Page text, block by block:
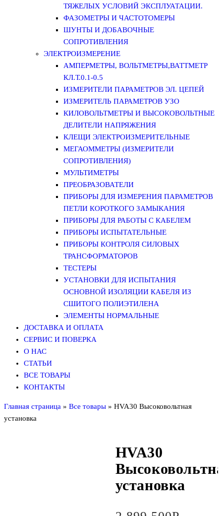
ТЯЖЕЛЫХ УСЛОВИЙ ЭКСПЛУАТАЦИИ.
ФАЗОМЕТРЫ И ЧАСТОТОМЕРЫ
ШУНТЫ И ДОБАВОЧНЫЕ
СОПРОТИВЛЕНИЯ
ЭЛЕКТРОИЗМЕРЕНИЕ
АМПЕРМЕТРЫ, ВОЛЬТМЕТРЫ,ВАТТМЕТР
КЛ.Т.0.1-0.5
ИЗМЕРИТЕЛИ ПАРАМЕТРОВ ЭЛ. ЦЕПЕЙ
ИЗМЕРИТЕЛЬ ПАРАМЕТРОВ УЗО
КИЛОВОЛЬТМЕТРЫ И ВЫСОКОВОЛЬТНЫЕ
ДЕЛИТЕЛИ НАПРЯЖЕНИЯ
КЛЕЩИ ЭЛЕКТРОИЗМЕРИТЕЛЬНЫЕ
МЕГАОММЕТРЫ (ИЗМЕРИТЕЛИ
СОПРОТИВЛЕНИЯ)
МУЛЬТИМЕТРЫ
ПРЕОБРАЗОВАТЕЛИ
ПРИБОРЫ ДЛЯ ИЗМЕРЕНИЯ ПАРАМЕТРОВ
ПЕТЛИ КОРОТКОГО ЗАМЫКАНИЯ
ПРИБОРЫ ДЛЯ РАБОТЫ С КАБЕЛЕМ
ПРИБОРЫ ИСПЫТАТЕЛЬНЫЕ
ПРИБОРЫ КОНТРОЛЯ СИЛОВЫХ
ТРАНСФОРМАТОРОВ
ТЕСТЕРЫ
УСТАНОВКИ ДЛЯ ИСПЫТАНИЯ
ОСНОВНОЙ ИЗОЛЯЦИИ КАБЕЛЯ ИЗ
СШИТОГО ПОЛИЭТИЛЕНА
ЭЛЕМЕНТЫ НОРМАЛЬНЫЕ
ДОСТАВКА И ОПЛАТА
СЕРВИС И ПОВЕРКА
О НАС
СТАТЬИ
ВСЕ ТОВАРЫ
КОНТАКТЫ
Главная страница » Все товары » HVA30 Высоковольтная
установка
HVA30
установка